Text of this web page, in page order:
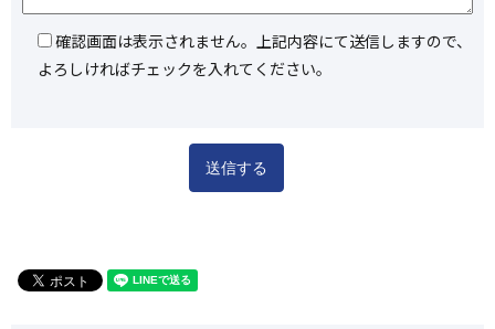
確認画面は表示されません。上記内容にて送信しますので、
よろしければチェックを入れてください。